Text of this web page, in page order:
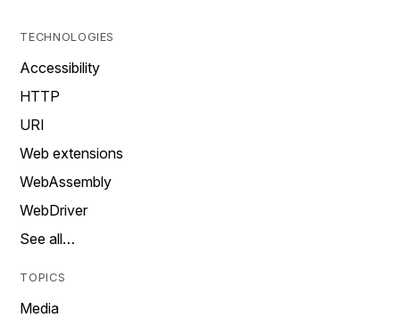
TECHNOLOGIES
Accessibility
HTTP
URI
Web extensions
WebAssembly
WebDriver
See all…
TOPICS
Media